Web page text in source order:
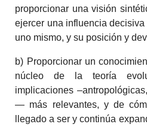
proporcionar una visión
ejercer una influencia
uno mismo, y su posición y
b) Proporcionar un
núcleo de la teoría
implicaciones
— más relevantes, y de
llegado a ser y continúa